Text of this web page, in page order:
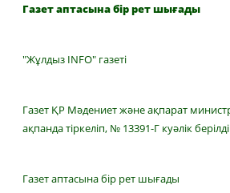
Газет аптасына бір рет шығады
"Жұлдыз INFO" газеті
Газет ҚР Мәдениет және ақпарат
ақпанда тіркеліп, № 13391-Г куәлік берілді
Газет аптасына бір рет шығады